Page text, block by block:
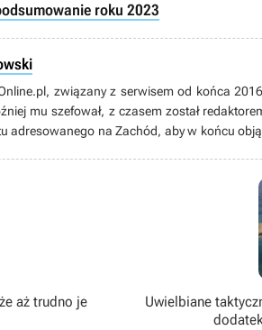
roku 2023
związany z serwisem od końca
mu szefował, z czasem został
adresowanego na Zachód, aby w końcu
Jagiellońskim. Lubi stare gry,
pieniądze na części do komputera.
Pokojowego Patrolu Wielkiej
aż trudno je
Uwielbiane